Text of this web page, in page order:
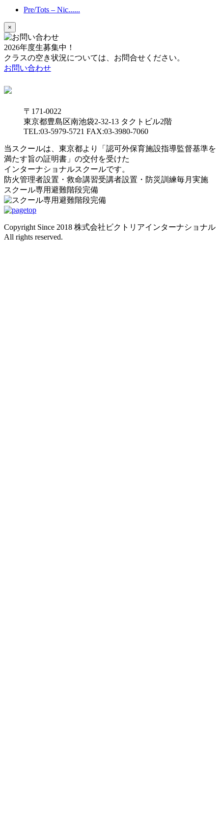
Pre/Tots – Nic......
×
2026年度生募集中！
クラスの空き状況については、お問合せください。
お問い合わせ
〒171-0022
東京都豊島区南池袋2-32-13 タクトビル2階
TEL:03-5979-5721 FAX:03-3980-7060
当スクールは、東京都より「認可外保育施設指導監督基準を
満たす旨の証明書」の交付を受けた
インターナショナルスクールです。
防火管理者設置・救命講習受講者設置・防災訓練毎月実施
スクール専用避難階段完備
Copyright Since 2018 株式会社ビクトリアインターナショナル
All rights reserved.